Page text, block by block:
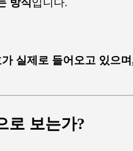
실제로 들어오고 있으
로 보는가?